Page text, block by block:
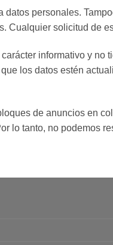
datos personales.
Cualquier solicitud de
informativo y
los datos estén
de anuncios en
lo tanto, no podemos